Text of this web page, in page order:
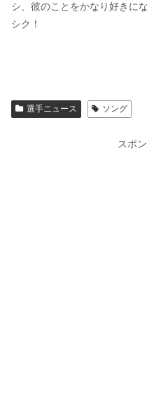
シ、彼のことをかなり好きに
シク！
選手ニュース ソング
スポ